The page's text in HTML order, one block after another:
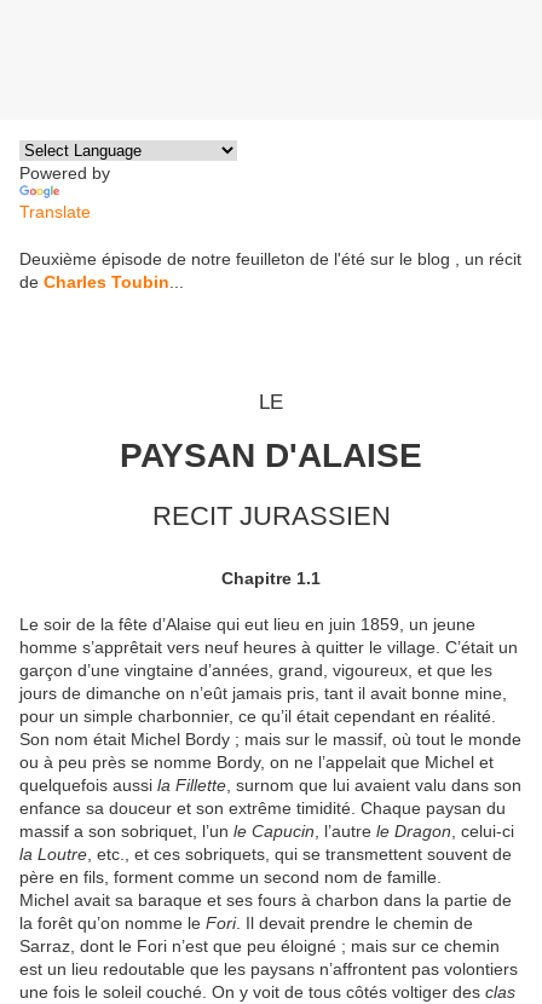
Powered by
Translate
Deuxième épisode de notre feuilleton de l'été sur le blog , un récit
de Charles Toubin
LE
PAYSAN D'ALAISE
RECIT JURASSIEN
Chapitre 1.1
Le soir de la fête d’Alaise qui eut lieu en juin 1859, un jeune
homme s’apprêtait vers neuf heures à quitter le village. C’était un
garçon d’une vingtaine d’années, grand, vigoureux, et que les
jours de dimanche on n’eût jamais pris, tant il avait bonne mine,
pour un simple charbonnier, ce qu’il était cependant en réalité.
Son nom était Michel Bordy ; mais sur le massif, où tout le monde
ou à peu près se nomme Bordy, on ne l’appelait que Michel et
quelquefois aussi la Fillette , surnom que lui avaient valu dans son
enfance sa douceur et son extrême timidité. Chaque paysan du
massif a son sobriquet, l’un le Capucin , l’autre le Dragon , celui-ci
la Loutre , etc., et ces sobriquets, qui se transmettent souvent de
père en fils, forment comme un second nom de famille.
Michel avait sa baraque et ses fours à charbon dans la partie de
la forêt qu’on nomme le Fori. Il devait prendre le chemin de
Sarraz, dont le Fori n’est que peu éloigné ; mais sur ce chemin
est un lieu redoutable que les paysans n’affrontent pas volontiers
une fois le soleil couché. On y voit de tous côtés voltiger des clas